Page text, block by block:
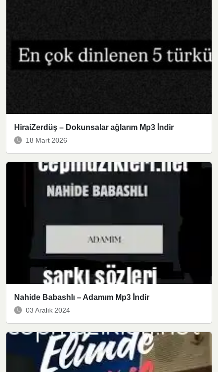
HiraiZerdüş – Dokunsalar ağlarım Mp3 İndir
18 Mart 2026
Nahide Babashlı – Adamım Mp3 İndir
03 Aralık 2024